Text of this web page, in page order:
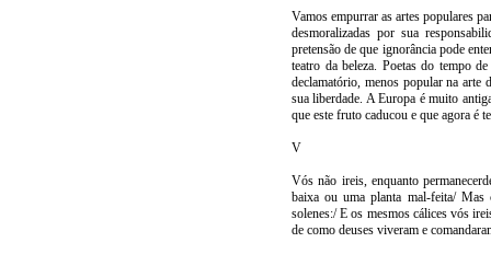
Vamos empurrar as artes populares
desmoralizadas por sua
pretensão de que ignorância pode
teatro da beleza. Poetas do tempo
declamatório, menos popular na arte
sua liberdade. A Europa é muito
que este fruto caducou e que agora é
V
Vós não ireis, enquanto
baixa ou uma planta mal-feita/ Mas
solenes:/ E os mesmos cálices vós
de como deuses viveram e